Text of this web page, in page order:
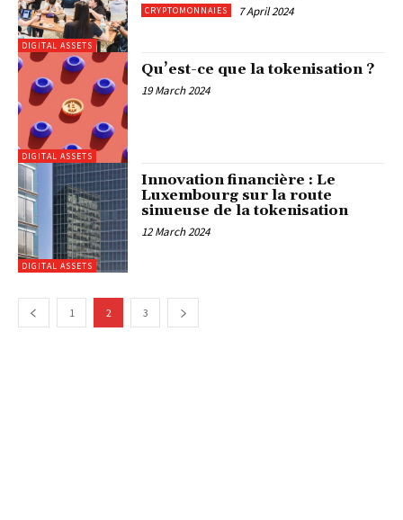
DIGITAL ASSETS
CRYPTOMONNAIES 7 April 2024
DIGITAL ASSETS
Qu’est-ce que la tokenisation ?
19 March 2024
DIGITAL ASSETS
Innovation financière : Le
Luxembourg sur la route
sinueuse de la tokenisation
12 March 2024
1 2 3